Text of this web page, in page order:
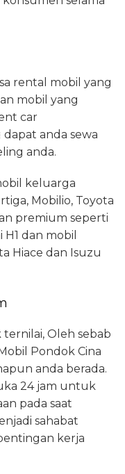
rental mobil yang
mobil yang
car
anda sewa
anda.
keluarga
Mobilio, Toyota
premium seperti
dan mobil
Hiace dan Isuzu
Oleh sebab
Pondok Cina
anda berada.
24 jam untuk
pada saat
sahabat
kerja